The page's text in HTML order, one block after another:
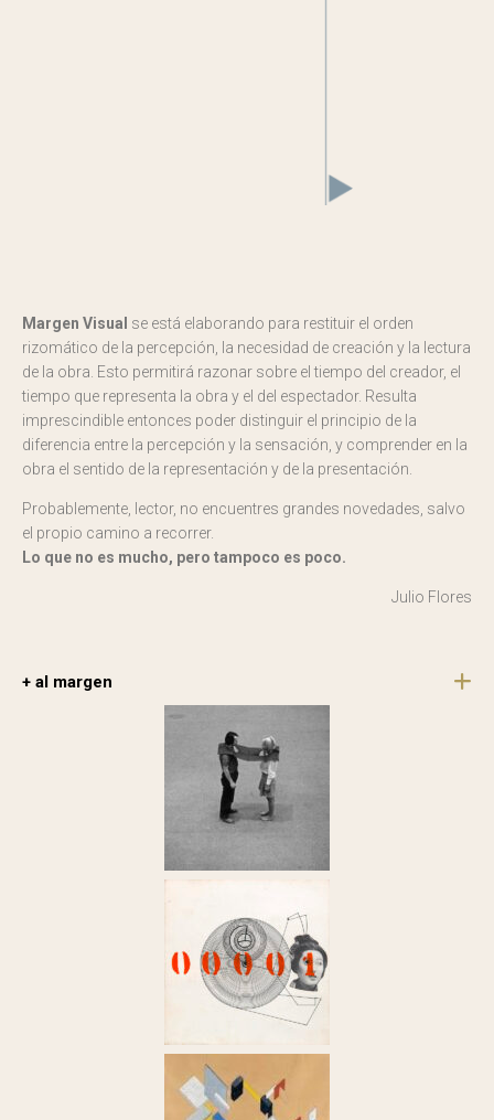
Margen Visual se está elaborando para restituir el orden
rizomático de la percepción, la necesidad de creación y la lectura
de la obra. Esto permitirá razonar sobre el tiempo del creador, el
tiempo que representa la obra y el del espectador. Resulta
imprescindible entonces poder distinguir el principio de la
diferencia entre la percepción y la sensación, y comprender en la
obra el sentido de la representación y de la presentación.
Probablemente, lector, no encuentres grandes novedades, salvo
el propio camino a recorrer.
Lo que no es mucho, pero tampoco es poco.
Julio Flores
+ al margen